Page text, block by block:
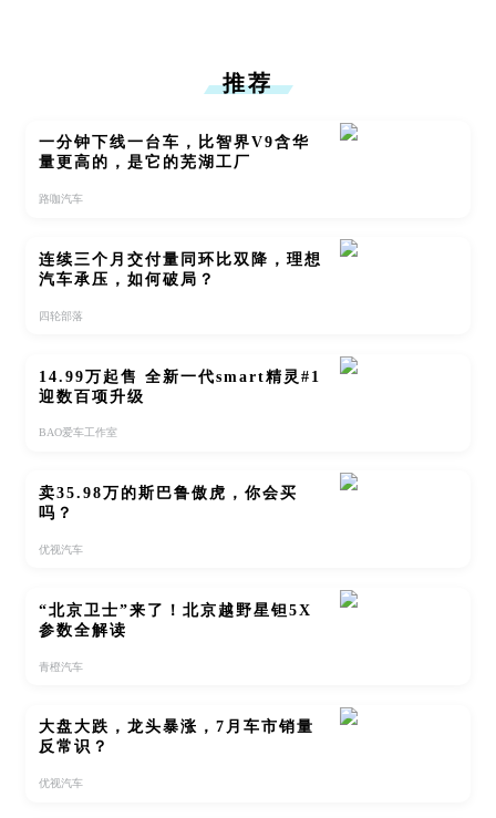
推荐
一分钟下线一台车，比智界V9含华
量更高的，是它的芜湖工厂
路咖汽车
连续三个月交付量同环比双降，理想
汽车承压，如何破局？
四轮部落
14.99万起售 全新一代smart精灵#1
迎数百项升级
BAO爱车工作室
卖35.98万的斯巴鲁傲虎，你会买
吗？
优视汽车
“北京卫士”来了！北京越野星钽5X
参数全解读
青橙汽车
大盘大跌，龙头暴涨，7月车市销量
反常识？
优视汽车